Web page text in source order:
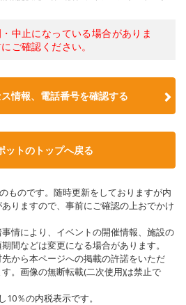
中止になっている場合がありま
ご確認ください。
情報、電話番号を確認する
ットのトップへ戻る
ものです。随時更新をしておりますが内
りますので、事前にご確認の上おでかけ
情により、イベントの開催情報、施設の
間などは変更になる場合があります。
から本ページへの掲載の許諾をいただ
。画像の無断転載(二次使用)は禁止で
％の内税表示です。